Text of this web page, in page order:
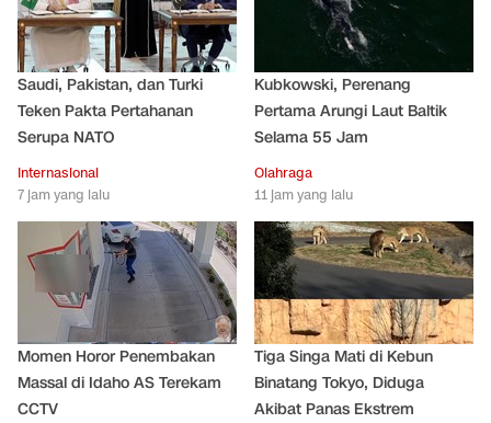
Saudi, Pakistan, dan Turki
Teken Pakta Pertahanan
Serupa NATO
Internasional
7 jam yang lalu
Kubkowski, Perenang
Pertama Arungi Laut Baltik
Selama 55 Jam
Olahraga
11 jam yang lalu
Momen Horor Penembakan
Massal di Idaho AS Terekam
CCTV
Tiga Singa Mati di Kebun
Binatang Tokyo, Diduga
Akibat Panas Ekstrem